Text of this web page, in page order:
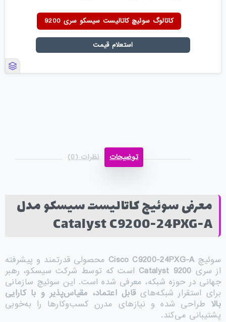
کاتالوگ سوئیچ کاتالیست سیسکو سری 9200
استعلام قیمت
توضیحات نظرات (0)
معرفی سوئیچ کاتالیست سیسکو مدل
Catalyst C9200-24PXG-A
سوئیچCisco C9200-24PXG-A محصولی قدرتمند و پیشرفته
از سری Catalyst 9200 است که توسط شرکت سیسکو، رهبر
جهانی در حوزه شبکه، معرفی شده است. این سوئیچ سازمانی
برای استقرار شبکه‌هایقابل اعتماد، مقیاس‌پذیر و با کارایی
بالا طراحی شده و نیازهای مدرن کسب‌وکارها را به‌خوبی
پشتیبانی می‌کند.